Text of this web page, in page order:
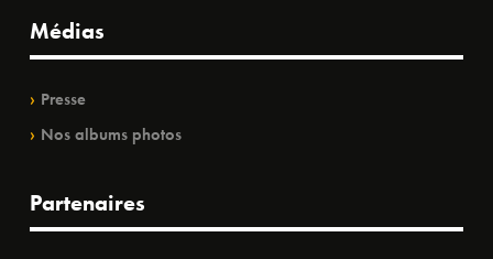
Médias
Presse
Nos albums photos
Partenaires